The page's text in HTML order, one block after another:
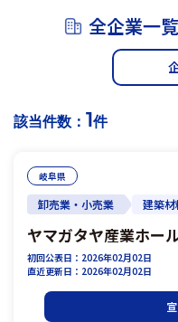
全企業一
該当件数： 1件
岐阜県
卸売業・小売業 建築
ヤマガタヤ産業ホー
初回公表日：2026年02月02日
直近更新日：2026年02月02日